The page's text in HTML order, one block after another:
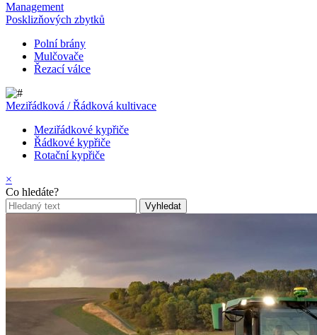
Management
Posklizňových zbytků
Polní brány
Mulčovače
Řezací válce
Meziřádková / Řádková kultivace
Meziřádkové kypřiče
Řádkové kypřiče
Rotační kypřiče
×
Co hledáte?